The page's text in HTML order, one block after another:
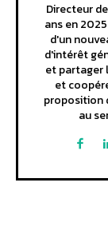
Directeur
ans en
d'un
d'intérêt
et partager
et
proposition
au